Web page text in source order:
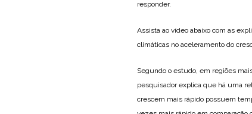
responder.
Assista ao vídeo abaixo com as
climáticas no aceleramento do
Segundo o estudo, em regiões
pesquisador explica que há uma
crescem mais rápido possuem